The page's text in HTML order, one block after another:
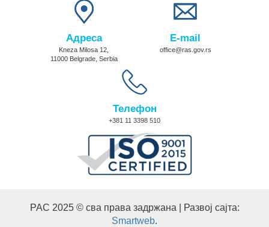
Адреса
Kneza Milosa 12,
11000 Belgrade, Serbia
E-mail
office@ras.gov.rs
Телефон
+381 11 3398 510
РАС 2025 © сва права задржана | Развој сајта:
Smartweb.